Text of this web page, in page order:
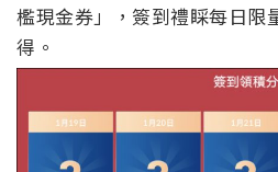
檻現金券」，簽到禮睬每日限
得。